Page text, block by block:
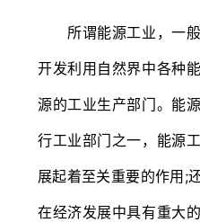
所谓能源工业，一般
开发利用自然界中各种
源的工业生产部门。能
行工业部门之一，能源
展起着至关重要的作用;
在经济发展中具有重大